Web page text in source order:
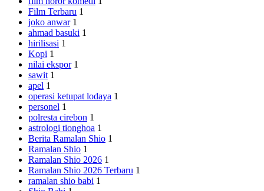
Film Terbaru 1
joko anwar 1
ahmad basuki 1
hirilisasi 1
Kopi 1
nilai ekspor 1
sawit 1
apel 1
operasi ketupat lodaya 1
personel 1
polresta cirebon 1
astrologi tionghoa 1
Berita Ramalan Shio 1
Ramalan Shio 1
Ramalan Shio 2026 1
Ramalan Shio 2026 Terbaru 1
ramalan shio babi 1